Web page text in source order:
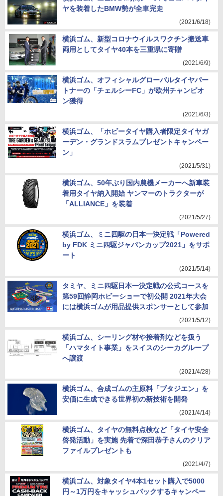
ヤを装着したBMW勢が全車完走
(2021/6/18)
横浜ゴム、新型コロナウイルスワクチン搬送車
両用としてタイヤ40本を三重県に寄贈
(2021/6/9)
横浜ゴム、オフィシャルグローバルタイヤパー
トナーの「チェルシーFC」が欧州チャンピオ
ン獲得
(2021/6/3)
横浜ゴム、「ホビータイヤ購入者限定タイヤガ
ーデン・グランドスラムプレゼントキャンペー
ン」
(2021/5/31)
横浜ゴム、50年ぶり国内農機メーカーへ新車装
着用タイヤ納入開始 ヤンマーのトラクターが
「ALLIANCE」を装着
(2021/5/27)
横浜ゴム、ミニ四駆の日本一決定戦「Powered
by FDK ミニ四駆ジャパンカップ2021」をサポ
ート
(2021/5/14)
タミヤ、ミニ四駆日本一決定戦の公式コースを
第59回静岡ホビーショーで初公開 2021年大会
には横浜ゴムが用品提供スポンサーとして参加
(2021/5/12)
横浜ゴム、シーリング材や接着剤などを扱う
「ハマタイト事業」をスイスのシーカグループ
へ譲渡
(2021/4/28)
横浜ゴム、合成ゴムの主原料「ブタジエン」を
安価に生成できる世界初の新技術を開発
(2021/4/14)
横浜ゴム、タイヤの無料点検など「タイヤ安全
啓発活動」を実施 先着で深田恭子さんのクリア
ファイルプレゼントも
(2021/4/7)
横浜ゴム、対象タイヤ4本1セット購入で5000
円～1万円をキャッシュバックするキャンペー